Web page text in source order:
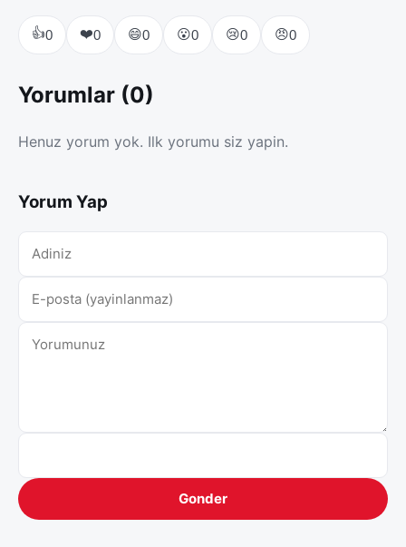
👍0 ❤️0 😄0 😮0 😢0 😠0
Yorumlar (0)
Henuz yorum yok. Ilk yorumu siz yapin.
Yorum Yap
Gonder